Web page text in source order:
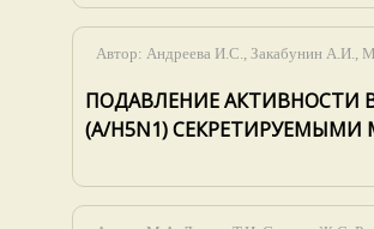
Автор: Андреева И.С., Закабунин А.И.,
ПОДАВЛЕНИЕ АКТИВНОСТИ
(A/H5N1) СЕКРЕТИРУЕМЫМИ